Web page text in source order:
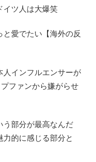
ツ人は大爆笑
と愛でたい【海外の反
人インフルエンサーが
ファンから嫌がらせ
う部分が最高なんだ
力的に感じる部分と